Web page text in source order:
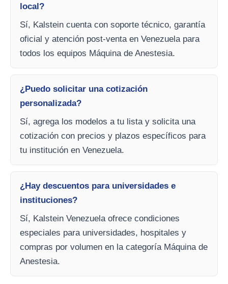
local?
Sí, Kalstein cuenta con soporte técnico, garantía
oficial y atención post-venta en Venezuela para
todos los equipos Máquina de Anestesia.
¿Puedo solicitar una cotización
personalizada?
Sí, agrega los modelos a tu lista y solicita una
cotización con precios y plazos específicos para
tu institución en Venezuela.
¿Hay descuentos para universidades e
instituciones?
Sí, Kalstein Venezuela ofrece condiciones
especiales para universidades, hospitales y
compras por volumen en la categoría Máquina de
Anestesia.